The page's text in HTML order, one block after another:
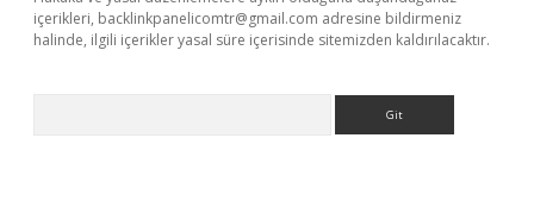
içerikleri, backlinkpanelicomtr@gmail.com adresine bildirmeniz
halinde, ilgili içerikler yasal süre içerisinde sitemizden kaldırılacaktır.